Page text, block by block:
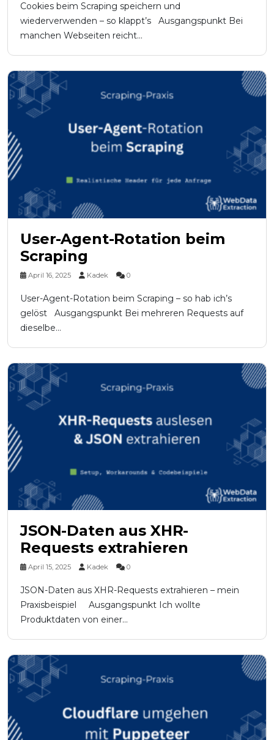
Cookies beim Scraping speichern und
wiederverwenden – so klappt’s Ausgangspunkt Bei
manchen Webseiten reicht...
User-Agent-Rotation beim
Scraping
April 16, 2025 Kadek 0
User-Agent-Rotation beim Scraping – so hab ich’s
gelöst Ausgangspunkt Bei mehreren Requests auf
dieselbe...
JSON-Daten aus XHR-
Requests extrahieren
April 15, 2025 Kadek 0
JSON-Daten aus XHR-Requests extrahieren – mein
Praxisbeispiel Ausgangspunkt Ich wollte
Produktdaten von einer...